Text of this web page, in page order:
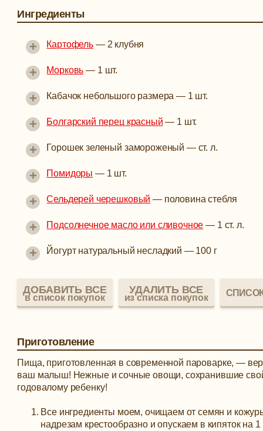
Ингредиенты
Картофель— 2 клубня
+
Морковь — 1 шт.
+
Кабачок небольшого размера — 1 шт.
+
Болгарский перец красный — 1 шт.
+
Горошек зеленый замороженый — ст. л.
+
Помидоры — 1 шт.
+
Сельдерей черешковый — половина стебля
+
Подсолнечное масло или сливочное — 1 ст. л.
+
Йогурт натуральный несладкий — 100 г
+
ДОБАВИТЬ ВСЕ
в список покупок
УДАЛИТЬ ВСЕ
из списка покупок
Приготовление
Пища, приготовленная в современной пароварке, —
ваш малыш! Нежные и сочные овощи, сохранившие
годовалому ребенку!
Все ингредиенты моем, очищаем от семян и
надрезам крестообразно и опускаем в кипяток